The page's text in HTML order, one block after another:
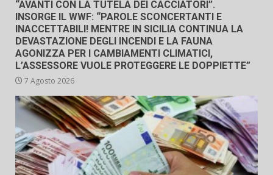
“AVANTI CON LA TUTELA DEI CACCIATORI”.
INSORGE IL WWF: “PAROLE SCONCERTANTI E
INACCETTABILI! MENTRE IN SICILIA CONTINUA LA
DEVASTAZIONE DEGLI INCENDI E LA FAUNA
AGONIZZA PER I CAMBIAMENTI CLIMATICI,
L’ASSESSORE VUOLE PROTEGGERE LE DOPPIETTE”
7 Agosto 2026